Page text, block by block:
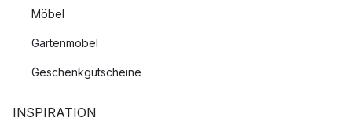
Möbel
Gartenmöbel
Geschenkgutscheine
INSPIRATION